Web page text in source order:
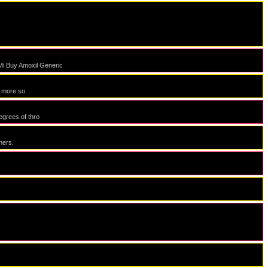
Buy Amoxil Generic
more so
of thro